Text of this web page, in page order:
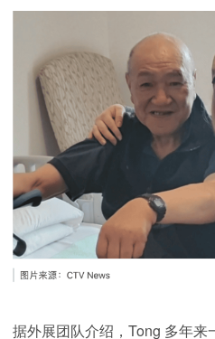
据外展团队介绍，Tong 多年